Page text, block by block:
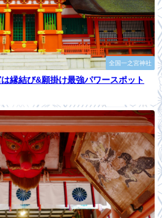
全国一之宮神社
縁結び&願掛け最強パワースポット